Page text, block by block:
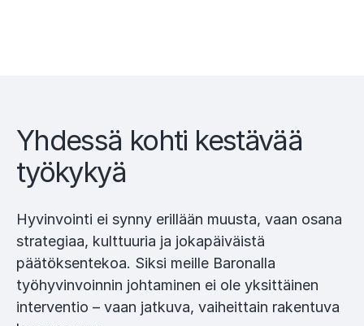
Yhdessä kohti kestävää
työkykyä
Hyvinvointi ei synny erillään muusta, vaan osana
strategiaa, kulttuuria ja jokapäiväistä
päätöksentekoa. Siksi meille Baronalla
työhyvinvoinnin johtaminen ei ole yksittäinen
interventio – vaan jatkuva, vaiheittain rakentuva